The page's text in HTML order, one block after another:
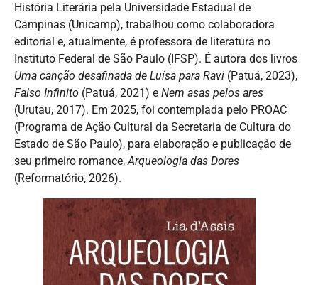
História Literária pela Universidade Estadual de
Campinas (Unicamp), trabalhou como colaboradora
editorial e, atualmente, é professora de literatura no
Instituto Federal de São Paulo (IFSP). É autora dos livros
Uma canção desafinada de Luísa para Ravi (Patuá, 2023),
Falso Infinito (Patuá, 2021) e Nem asas pelos ares
(Urutau, 2017). Em 2025, foi contemplada pelo PROAC
(Programa de Ação Cultural da Secretaria de Cultura do
Estado de São Paulo), para elaboração e publicação de
seu primeiro romance,Arqueologia das Dores
(Reformatório, 2026).